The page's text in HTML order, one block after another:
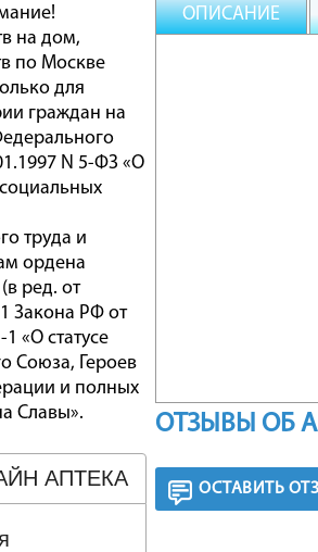
на дом,
по Москве
для
граждан на
N 5-ФЗ «О
труда и
ордена
ред. от
Закона РФ от
«О статусе
Союза, Героев
и полных
Славы».
АПТЕКА
ОПИСАНИЕ
ОТЗЫВЫ ОБ
ОСТАВИТЬ